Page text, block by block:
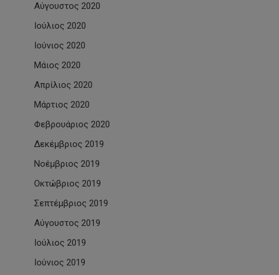
Αύγουστος 2020
Ιούλιος 2020
Ιούνιος 2020
Μάιος 2020
Απρίλιος 2020
Μάρτιος 2020
Φεβρουάριος 2020
Δεκέμβριος 2019
Νοέμβριος 2019
Οκτώβριος 2019
Σεπτέμβριος 2019
Αύγουστος 2019
Ιούλιος 2019
Ιούνιος 2019